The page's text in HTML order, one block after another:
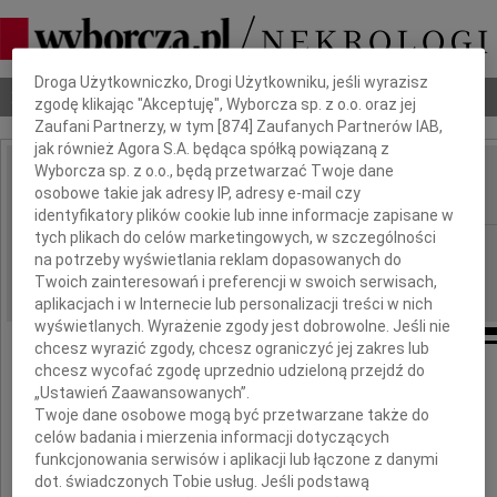
Nekrologi Odeszli Poradnik pogrzebowy
IMIĘ I NAZWISKO: Marek Kowalski
REGION: Warszawa
DATA EMISJI: 02.08.2024
Marek Kowalski
Dbamy o Twoją prywatność
Droga Użytkowniczko, Drogi Użytkowniku, jeśli wyrazisz
zgodę klikając "Akceptuję", Wyborcza sp. z o.o. oraz jej
Zaufani Partnerzy, w tym [874 ] Zaufanych Partnerów IAB,
jak również Agora S.A. będąca spółką powiązaną z
Wyborcza sp. z o.o., będą przetwarzać Twoje dane
osobowe takie jak adresy IP, adresy e-mail czy
identyfikatory plików cookie lub inne informacje zapisane w
tych plikach do celów marketingowych, w szczególności
na potrzeby wyświetlania reklam dopasowanych do
Twoich zainteresowań i preferencji w swoich serwisach,
aplikacjach i w Internecie lub personalizacji treści w nich
wyświetlanych. Wyrażenie zgody jest dobrowolne. Jeśli nie
chcesz wyrazić zgody, chcesz ograniczyć jej zakres lub
chcesz wycofać zgodę uprzednio udzieloną przejdź do
„Ustawień Zaawansowanych”.
Twoje dane osobowe mogą być przetwarzane także do
celów badania i mierzenia informacji dotyczących
funkcjonowania serwisów i aplikacji lub łączone z danymi
dot. świadczonych Tobie usług. Jeśli podstawą